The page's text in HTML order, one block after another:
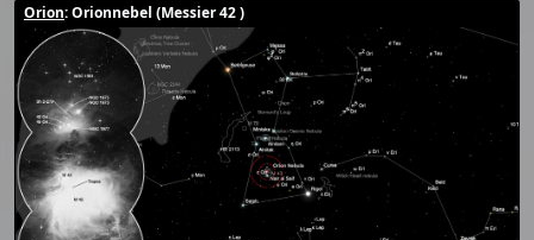
Orion: Orionnebel (Messier 42 )